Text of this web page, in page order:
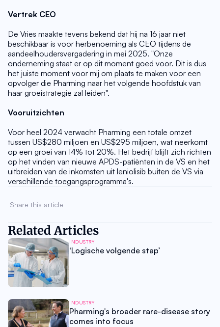
Vertrek CEO
De Vries maakte tevens bekend dat hij na 16 jaar niet
beschikbaar is voor herbenoeming als CEO tijdens de
aandeelhoudersvergadering in mei 2025. "Onze
onderneming staat er op dit moment goed voor. Dit is dus
het juiste moment voor mij om plaats te maken voor een
opvolger die Pharming naar het volgende hoofdstuk van
haar groeistrategie zal leiden".
Vooruitzichten
Voor heel 2024 verwacht Pharming een totale omzet
tussen US$280 miljoen en US$295 miljoen, wat neerkomt
op een groei van 14% tot 20%. Het bedrijf blijft zich richten
op het vinden van nieuwe APDS-patiënten in de VS en het
uitbreiden van de inkomsten uit leniolisib buiten de VS via
verschillende toegangsprogramma's.
Share this article
Related Articles
INDUSTRY
‘Logische volgende stap’
INDUSTRY
Pharming's broader rare-disease story
comes into focus